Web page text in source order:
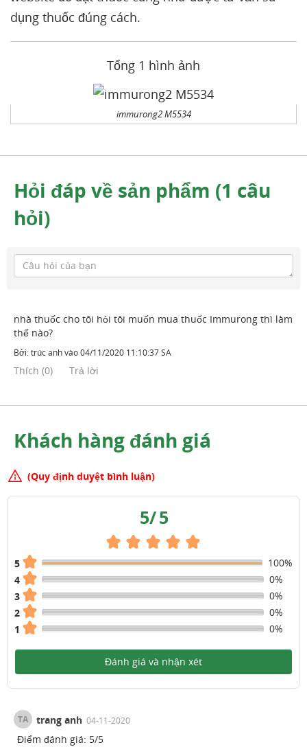
dụng thuốc đúng cách.
Tổng 1 hình ảnh
immurong2 M5534
Hỏi đáp về sản phẩm (1 câu
hỏi)
nhà thuốc cho tôi hỏi tôi muốn mua thuốc Immurong thì làm
thế nào?
Bởi:trúc anhvào04/11/2020 11:10:37 SA
Thích (0) Trả lời
Khách hàng đánh giá
(Quy định duyệt bình luận)
5/5
5
100%
4
0%
3
0%
2
0%
1
0%
Đánh giá và nhận xét
TA trang anh 04-11-2020
Điểm đánh giá: 5/5